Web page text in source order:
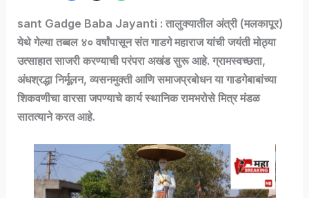
sant Gadge Baba Jayanti : तालुक्यातील अंत्री (मलकापूर)
येथे गेल्या तब्बल ४० वर्षांपासूनसंत गाडगे महाराजयांची जयंती मोठ्या
उत्साहात साजरी करण्याची परंपरा अखंड सुरू आहे. ग्रामस्वच्छता,
अंधश्रद्धा निर्मूलन, व्यसनमुक्ती आणि समाजप्रबोधन या गाडगेबाबांच्या
शिकवणीचा वारसा जपण्याचे कार्य स्थानिक रामभरोसे मित्र मंडळ
सातत्याने करत आहे.